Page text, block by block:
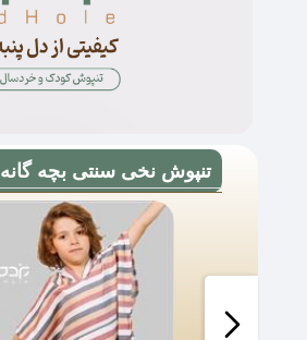
تنپوش نخی سنتی بچه گانه